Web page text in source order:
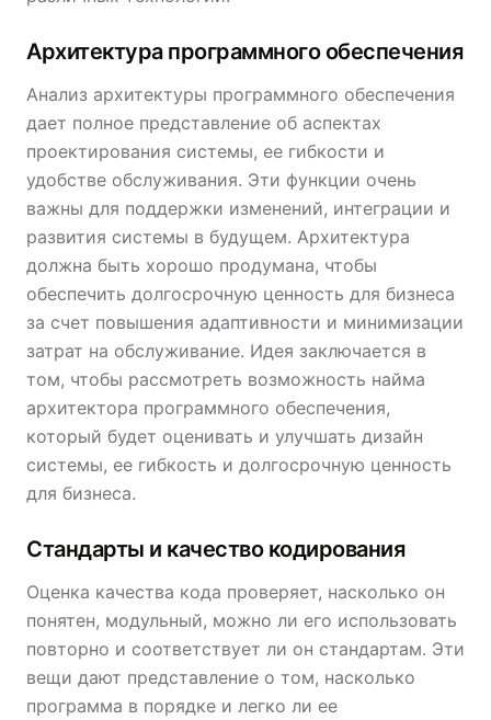
Архитектура программного обеспечения
Анализ архитектуры программного обеспечения
дает полное представление об аспектах
проектирования системы, ее гибкости и
удобстве обслуживания. Эти функции очень
важны для поддержки изменений, интеграции и
развития системы в будущем. Архитектура
должна быть хорошо продумана, чтобы
обеспечить долгосрочную ценность для бизнеса
за счет повышения адаптивности и минимизации
затрат на обслуживание. Идея заключается в
том, чтобы рассмотреть возможность найма
архитектора программного обеспечения,
который будет оценивать и улучшать дизайн
системы, ее гибкость и долгосрочную ценность
для бизнеса.
Стандарты и качество кодирования
Оценка качества кода проверяет, насколько он
понятен, модульный, можно ли его использовать
повторно и соответствует ли он стандартам. Эти
вещи дают представление о том, насколько
программа в порядке и легко ли ее